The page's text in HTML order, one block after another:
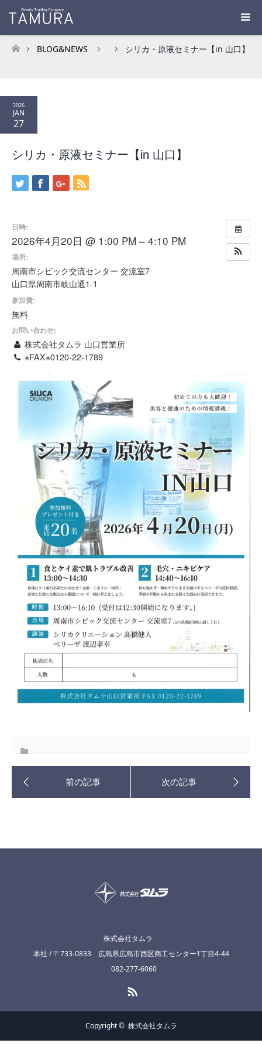
ホーム
BLOG&NEWS シリカ・原液セミナー【in 山口】
2026
JAN
27
シリカ・原液セミナー【in 山口】
日時:
2026年4月20日 @ 1:00 PM – 4:10 PM
場所:
周南市シビック交流センター 交流室7
山口県周南市岐山通1-1
参加費:
無料
お問い合わせ:
株式会社タムラ 山口営業所
※FAX※0120-22-1789
株式会社タムラ
本社 / 〒733-0833 広島県広島市西区商工センター1丁目4-44
082-277-6060
Copyright © 株式会社タムラ